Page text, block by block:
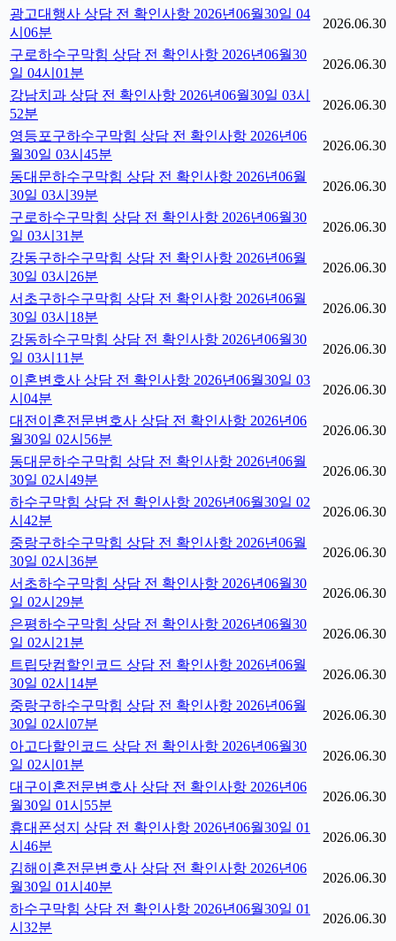
광고대행사 상담 전 확인사항 2026년06월30일 04
시06분
2026.06.30
구로하수구막힘 상담 전 확인사항 2026년06월30
일 04시01분
2026.06.30
강남치과 상담 전 확인사항 2026년06월30일 03시
52분
2026.06.30
영등포구하수구막힘 상담 전 확인사항 2026년06
월30일 03시45분
2026.06.30
동대문하수구막힘 상담 전 확인사항 2026년06월
30일 03시39분
2026.06.30
구로하수구막힘 상담 전 확인사항 2026년06월30
일 03시31분
2026.06.30
강동구하수구막힘 상담 전 확인사항 2026년06월
30일 03시26분
2026.06.30
서초구하수구막힘 상담 전 확인사항 2026년06월
30일 03시18분
2026.06.30
강동하수구막힘 상담 전 확인사항 2026년06월30
일 03시11분
2026.06.30
이혼변호사 상담 전 확인사항 2026년06월30일 03
시04분
2026.06.30
대전이혼전문변호사 상담 전 확인사항 2026년06
월30일 02시56분
2026.06.30
동대문하수구막힘 상담 전 확인사항 2026년06월
30일 02시49분
2026.06.30
하수구막힘 상담 전 확인사항 2026년06월30일 02
시42분
2026.06.30
중랑구하수구막힘 상담 전 확인사항 2026년06월
30일 02시36분
2026.06.30
서초하수구막힘 상담 전 확인사항 2026년06월30
일 02시29분
2026.06.30
은평하수구막힘 상담 전 확인사항 2026년06월30
일 02시21분
2026.06.30
트립닷컴할인코드 상담 전 확인사항 2026년06월
30일 02시14분
2026.06.30
중랑구하수구막힘 상담 전 확인사항 2026년06월
30일 02시07분
2026.06.30
아고다할인코드 상담 전 확인사항 2026년06월30
일 02시01분
2026.06.30
대구이혼전문변호사 상담 전 확인사항 2026년06
월30일 01시55분
2026.06.30
휴대폰성지 상담 전 확인사항 2026년06월30일 01
시46분
2026.06.30
김해이혼전문변호사 상담 전 확인사항 2026년06
월30일 01시40분
2026.06.30
하수구막힘 상담 전 확인사항 2026년06월30일 01
시32분
2026.06.30